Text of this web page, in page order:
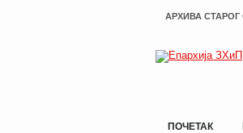
АРХИВА СТАРОГ
ПОЧЕТАК